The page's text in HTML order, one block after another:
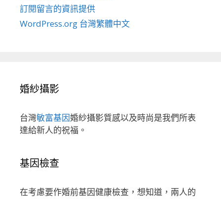
訂閱留言的資訊提供
WordPress.org 台灣繁體中文
婚紗攝影
台灣敏富基因婚紗攝影質感以及時尚是我們所表
達給新人的祝福。
基因檢查
在考慮要作婚前基因健康檢查，想知道，兩人的